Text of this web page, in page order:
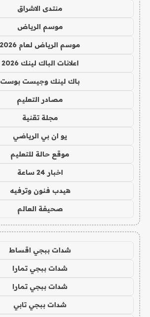
منتدى الاشراق
موسم الرياض
موسم الرياض لعام 2026
اعلانات الباك لينك 2026
باك لينك وجيست بوست
مصادر التعليم
مجلة تقنية
يو ان بي الرياضي
موقع حالة للتعليم
اخبار 24 ساعة
هيدب فنون وترفيه
صحيفة العالم
شدات ببجي اقساط
شدات ببجي تمارا
شدات ببجي تمارا
شدات ببجي تابي